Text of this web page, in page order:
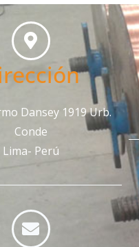
Dansey 1919 Urb.
Conde
Lima- Perú